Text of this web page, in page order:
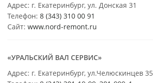
Адрес: г. Екатеринбург, ул. Донская 31
Телефон: 8 (343) 310 00 91
Сайт: www.nord-remont.ru
«УРАЛЬСКИЙ ВАЛ СЕРВИС»
Адрес: г. Екатеринбург, ул.Челюскинцев 35